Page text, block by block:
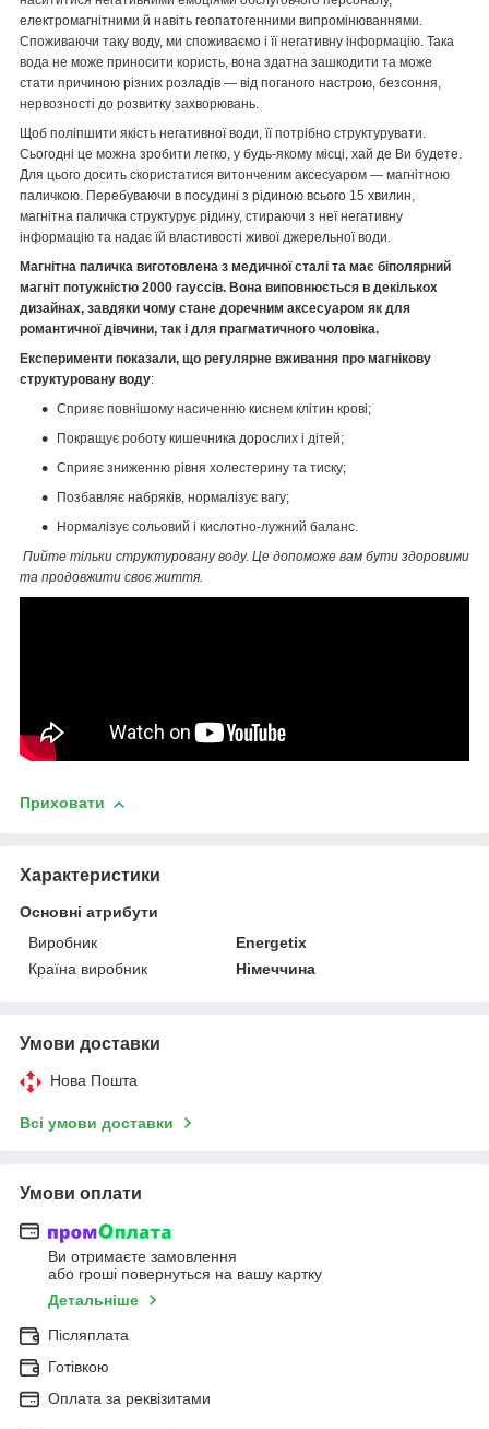
електромагнітними й навіть геопатогенними випромінюваннями.
Споживаючи таку воду, ми споживаємо і її негативну інформацію. Така
вода не може приносити користь, вона здатна зашкодити та може
стати причиною різних розладів — від поганого настрою, безсоння,
нервозності до розвитку захворювань.
Щоб поліпшити якість негативної води, її потрібно структурувати.
Сьогодні це можна зробити легко, у будь-якому місці, хай де Ви будете.
Для цього досить скористатися витонченим аксесуаром — магнітною
паличкою. Перебуваючи в посудині з рідиною всього 15 хвилин,
магнітна паличка структурує рідину, стираючи з неї негативну
інформацію та надає їй властивості живої джерельної води.
Магнітна паличка виготовлена з медичної сталі та має біполярний
магніт потужністю 2000 гауссів. Вона виповнюється в декількох
дизайнах, завдяки чому стане доречним аксесуаром як для
романтичної дівчини, так і для прагматичного чоловіка.
Експерименти показали, що регулярне вживання про магнікову
структуровану воду:
Сприяє повнішому насиченню киснем клітин крові;
Покращує роботу кишечника дорослих і дітей;
Сприяє зниженню рівня холестерину та тиску;
Позбавляє набряків, нормалізує вагу;
Нормалізує сольовий і кислотно-лужний баланс.
Пийте тільки структуровану воду. Це допоможе вам бути здоровими
та продовжити своє життя.
Приховати
Характеристики
Основні атрибути
Виробник
Energetix
Країна виробник
Німеччина
Умови доставки
Нова Пошта
Всі умови доставки
Умови оплати
Ви отримаєте замовлення
або гроші повернуться на вашу картку
Детальніше
Післяплата
Готівкою
Оплата за реквізитами